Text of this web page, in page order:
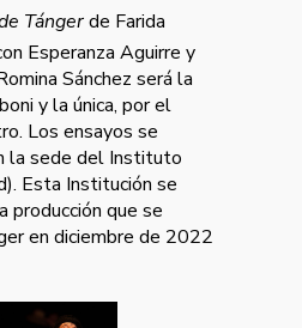
Tángerde Farida
Esperanza Aguirre y
Sánchez será la
y la única, por el
Los ensayos se
la sede del Instituto
Esta Institución se
producción que se
en diciembre de 2022